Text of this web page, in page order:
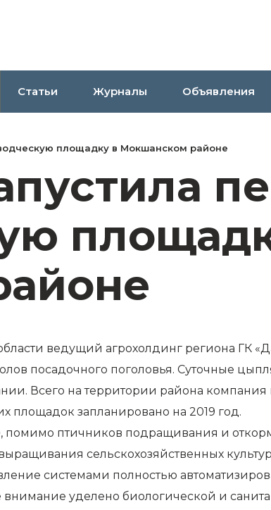
Статьи Журналы Объявления
площадку в Мокшанском районе
ведущий агрохолдинг региона ГК
посадочного поголовья. Суточные
Всего на территории района
площадок запланировано на 2019 год.
птичников подращивания и
сельскохозяйственных
системами полностью
уделено биологической и